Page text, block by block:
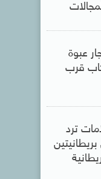
عبوة
قرب
ترد